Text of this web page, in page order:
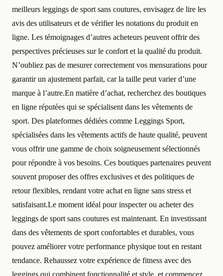
meilleurs leggings de sport sans coutures, envisagez de lire les
avis des utilisateurs et de vérifier les notations du produit en
ligne. Les témoignages d’autres acheteurs peuvent offrir des
perspectives précieuses sur le confort et la qualité du produit.
N’oubliez pas de mesurer correctement vos mensurations pour
garantir un ajustement parfait, car la taille peut varier d’une
marque à l’autre.En matière d’achat, recherchez des boutiques
en ligne réputées qui se spécialisent dans les vêtements de
sport. Des plateformes dédiées comme Leggings Sport,
spécialisées dans les vêtements actifs de haute qualité, peuvent
vous offrir une gamme de choix soigneusement sélectionnés
pour répondre à vos besoins. Ces boutiques partenaires peuvent
souvent proposer des offres exclusives et des politiques de
retour flexibles, rendant votre achat en ligne sans stress et
satisfaisant.Le moment idéal pour inspecter ou acheter des
leggings de sport sans coutures est maintenant. En investissant
dans des vêtements de sport confortables et durables, vous
pouvez améliorer votre performance physique tout en restant
tendance. Rehaussez votre expérience de fitness avec des
leggings qui combinent fonctionnalité et style, et commencez